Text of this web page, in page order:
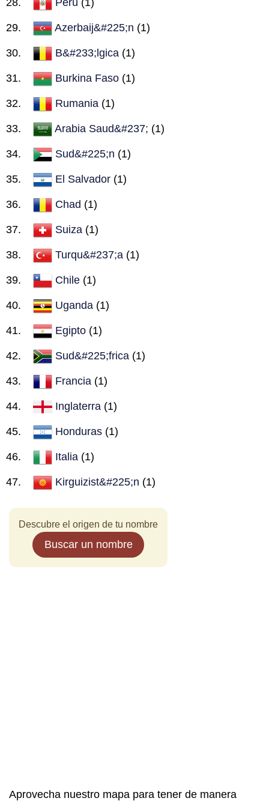
Azerbaij&#225;n (1)
B&#233;lgica (1)
Burkina Faso (1)
Rumania (1)
Arabia Saud&#237; (1)
Sud&#225;n (1)
El Salvador (1)
Chad (1)
Suiza (1)
Turqu&#237;a (1)
Chile (1)
Uganda (1)
Egipto (1)
Sud&#225;frica (1)
Francia (1)
Inglaterra (1)
Honduras (1)
Italia (1)
Kirguizist&#225;n (1)
Descubre el origen de tu nombre
Buscar un nombre
Aprovecha nuestro mapa para tener de manera